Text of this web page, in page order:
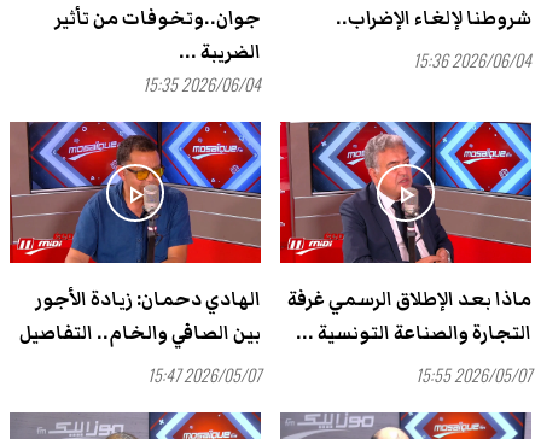
شروطنا لإلغاء الإضراب..
2026/06/04 15:36
جوان..وتخوفات من تأثير
الضريبة ...
2026/06/04 15:35
play_arrow
ماذا بعد الإطلاق الرسمي غرفة
التجارة والصناعة التونسية ...
2026/05/07 15:55
play_arrow
الهادي دحمان: زيادة الأجور
بين الصافي والخام.. التفاصيل
2026/05/07 15:47